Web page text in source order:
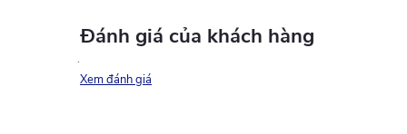
Đánh giá của khách hàng
Xem đánh giá